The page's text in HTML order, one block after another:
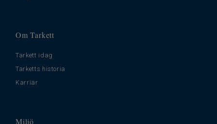
Om Tarkett
Tarkett idag
Tarketts historia
Karriär
Miljö